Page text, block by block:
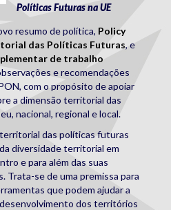
Políticas Futuras na UE
resumo de política, Policy
das Políticas Futuras, e
de trabalho
e recomendações
com o propósito de apoiar
a dimensão territorial das
nacional, regional e local.
das políticas futuras
diversidade territorial em
e para além das suas
Trata-se de uma premissa para
que podem ajudar a
dos territórios